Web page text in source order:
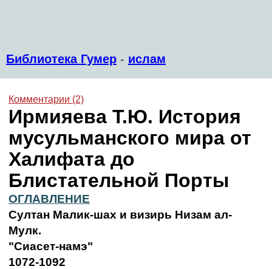
Библиотека Гумер - ислам
Комментарии (2)
Ирмияева Т.Ю. История
мусульманского мира от
Халифата до
Блистательной Порты
ОГЛАВЛЕНИЕ
Султан Малик-шах и визирь Низам ал-
Mулк.
"Сиасет-намэ"
1072-1092